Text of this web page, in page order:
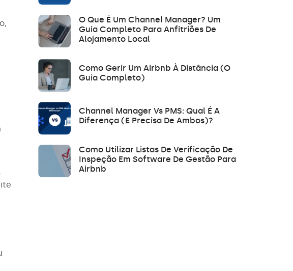
O Que É Um Channel Manager? Um
Guia Completo Para Anfitriões De
Alojamento Local
Como Gerir Um Airbnb À Distância (O
Guia Completo)
Channel Manager Vs PMS: Qual É A
Diferença (e Precisa De Ambos)?
Como Utilizar Listas De Verificação De
Inspeção Em Software De Gestão Para
Airbnb